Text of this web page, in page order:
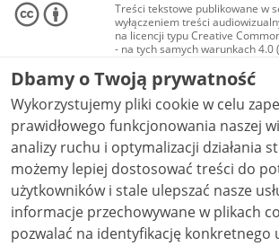
Treści tekstowe publikowane w
wyłączeniem treści
na licencji typu Creative
- na tych samych warunkach 4.0
Materiały audiowizualne, w tym
audio i wideo, są udostępniane
Creative Commons: uznanie
niekomercyjne - bez utworów
NC-ND 4.0), o ile nie jest to
Dbamy o Twoją prywatność
Wykorzystujemy pliki cookie w celu
prawidłowego funkcjonowania naszej
analizy ruchu i optymalizacji działania strony.
możemy lepiej dostosować treści do
użytkowników i stale ulepszać nasze usługi.
informacje przechowywane w plikach
pozwalać na identyfikację konkretnego